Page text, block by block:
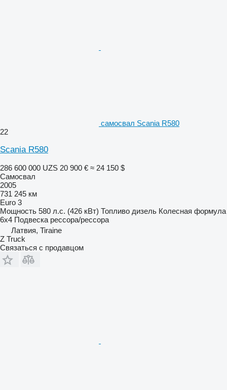
самосвал Scania R580
22
Scania R580
286 600 000 UZS 20 900 € ≈ 24 150 $
Самосвал
2005
731 245 км
Euro 3
Мощность 580 л.с. (426 кВт) Топливо дизель Колесная формула
6x4 Подвеска рессора/рессора
Латвия, Tiraine
Z Truck
Связаться с продавцом